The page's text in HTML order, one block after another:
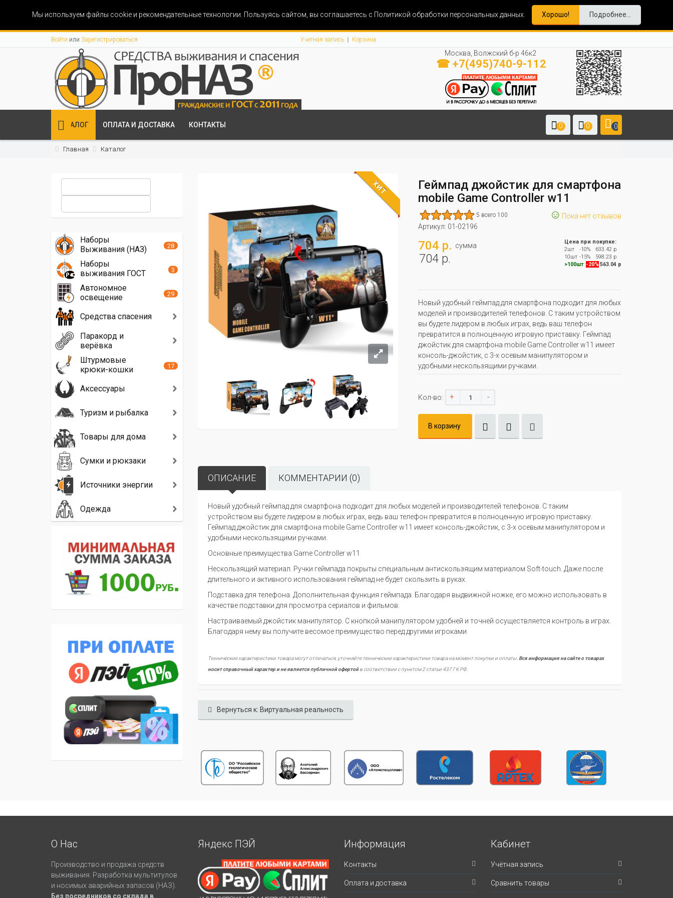
Мы используем файлы cookie и рекомендательные технологии. Пользуясь сайтом, вы соглашаетесь с Политикой обработки персональных данных. Хорошо! Подробнее...
Войти или Зарегистрироваться Учетная запись Корзина
Москва, Волжский б-р 46к2
☎ +7(495)740-9-112
КАТАЛОГ ОПЛАТА И ДОСТАВКА КОНТАКТЫ 0 0 0
Главная Каталог
ХИТ
Геймпад джойстик для смартфона
mobile Game Controller w11
5 всего 100 ☺ Пока нет отзывов
Артикул: 01-02196
704 р. сумма
704 р.
Цена при покупке:
2шт
-10%
633.42 р
10шт -15%
598.23 р
>100шт -20% 563.04 р
Новый удобный геймпад для смартфона подходит для любых
моделей и производителей телефонов. С таким устройством
вы будете лидером в любых играх, ведь ваш телефон
превратится в полноценную игровую приставку. Геймпад
джойстик для смартфона mobile Game Controller w11 имеет
консоль-джойстик, с 3-х осевым манипулятором и
удобными нескользящими ручками.
Кол-во: + -
В корзину
ОПИСАНИЕ КОММЕНТАРИИ (0)
Новый удобный геймпад для смартфона подходит для любых моделей и производителей телефонов. С таким
устройством вы будете лидером в любых играх, ведь ваш телефон превратится в полноценную игровую приставку.
Геймпад джойстик для смартфона mobile Game Controller w11 имеет консоль-джойстик, с 3-х осевым манипулятором и
удобными нескользящими ручками.
Основные преимущества Game Controller w11
Нескользящий материал. Ручки геймпада покрыты специальным антискользящим материалом Soft-touch. Даже после
длительного и активного использования геймпад не будет скользить в руках.
Подставка для телефона. Дополнительная функция геймпада. Благодаря выдвижной ножке, его можно использовать в
качестве подставки для просмотра сериалов и фильмов.
Настраиваемый джойстик манипулятор. С кнопкой манипулятором удобней и точней осуществляется контроль в играх.
Благодаря нему вы получите весомое преимущество перед другими игроками
Технические характеристики товара могут отличаться, уточняйте технические характеристики товара на момент покупки и оплаты. Вся информация на сайте о товарах
носит справочный характер и не является публичной офертойв соответствии с пунктом 2 статьи 437 ГК РФ.
Вернуться к: Виртуальная реальность
Наборы
Выживания (НАЗ)
28
Наборы
выживания ГОСТ
3
Автономное
освещение
29
Средства спасения
Паракорд и
верёвка
Штурмовые
крюки-кошки
17
Аксессуары
Туризм и рыбалка
Товары для дома
Сумки и рюкзаки
Источники энергии
Одежда
О Нас
Производство и продажа средств
выживания. Разработка мультитулов
и носимых аварийных запасов (НАЗ).
Без посредников со склада в
Яндекс ПЭЙ Информация
Контакты
Оплата и доставка
Кабинет
Учётная запись
Сравнить товары